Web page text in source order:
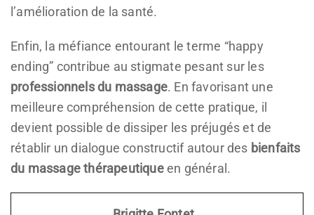
l’amélioration de la santé.
Enfin, la méfiance entourant le terme “happy
ending” contribue au stigmate pesant sur les
professionnels du massage. En favorisant une
meilleure compréhension de cette pratique, il
devient possible de dissiper les préjugés et de
rétablir un dialogue constructif autour des bienfaits
du massage thérapeutiqueen général.